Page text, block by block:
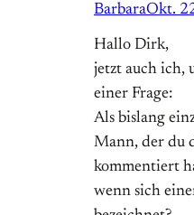
BarbaraOkt.
Hallo Dirk,
jetzt auch ich,
einer Frage:
Als bislang
Mann, der du
kommentiert
wenn sich